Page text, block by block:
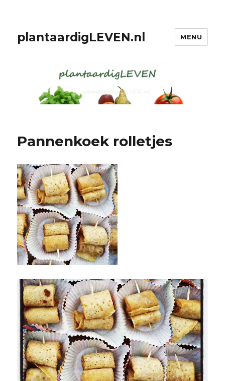
plantaardigLEVEN.nl MENU
Pannenkoek rolletjes